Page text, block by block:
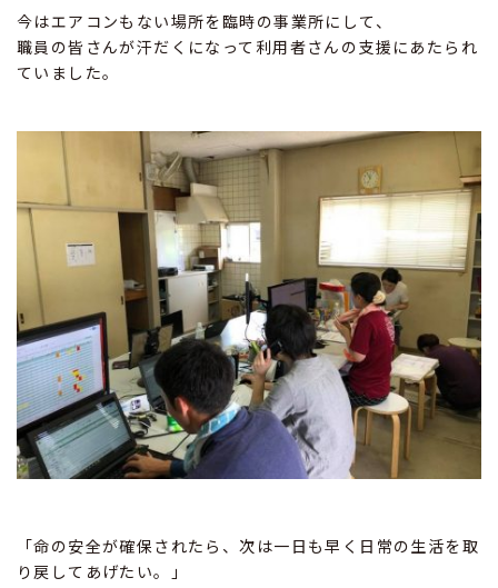
今はエアコンもない場所を臨時の事業所にして、
職員の皆さんが汗だくになって利用者さんの支援にあたられ
ていました。
「命の安全が確保されたら、次は一日も早く日常の生活を取
り戻してあげたい。」